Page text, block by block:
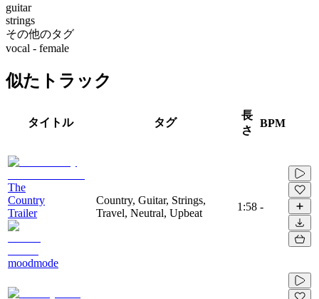
guitar
strings
その他のタグ
vocal - female
似たトラック
タイトル タグ
長
さ
BPM
The
Country
Trailer
moodmode
Country, Guitar, Strings,
Travel, Neutral, Upbeat
1:58 -